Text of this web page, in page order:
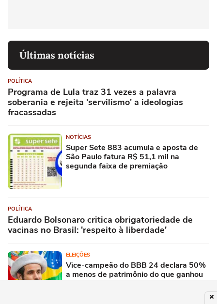
Últimas notícias
POLÍTICA
Programa de Lula traz 31 vezes a palavra
soberania e rejeita 'servilismo' a ideologias
fracassadas
NOTÍCIAS
Super Sete 883 acumula e aposta de
São Paulo fatura R$ 51,1 mil na
segunda faixa de premiação
POLÍTICA
Eduardo Bolsonaro critica obrigatoriedade de
vacinas no Brasil: 'respeito à liberdade'
ELEIÇÕES
Vice-campeão do BBB 24 declara 50%
a menos de patrimônio do que ganhou
em reality